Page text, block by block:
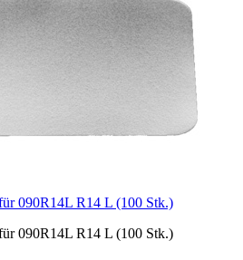
090R14L R14 L (100 Stk.)
090R14L R14 L (100 Stk.)